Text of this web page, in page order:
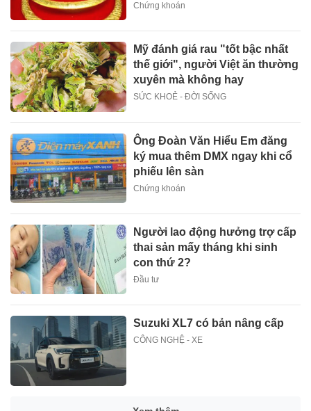
Chứng khoán
Mỹ đánh giá rau "tốt bậc nhất
thế giới", người Việt ăn thường
xuyên mà không hay
SỨC KHOẺ - ĐỜI SỐNG
Ông Đoàn Văn Hiểu Em đăng
ký mua thêm DMX ngay khi cổ
phiếu lên sàn
Chứng khoán
Người lao động hưởng trợ cấp
thai sản mấy tháng khi sinh
con thứ 2?
Đầu tư
Suzuki XL7 có bản nâng cấp
CÔNG NGHỆ - XE